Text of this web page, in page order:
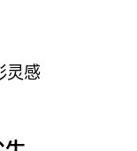
灵感